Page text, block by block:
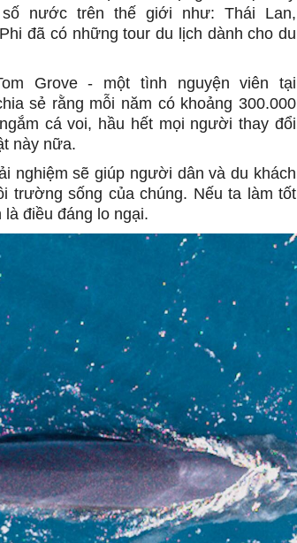
nước trên thế giới như: Thái Lan,
đã có những tour du lịch dành cho du
Grove - một tình nguyện viên tại
sẻ rằng mỗi năm có khoảng 300.000
cá voi, hầu hết mọi người thay đổi
này nữa.
nghiệm sẽ giúp người dân và du khách
trường sống của chúng. Nếu ta làm tốt
điều đáng lo ngại.